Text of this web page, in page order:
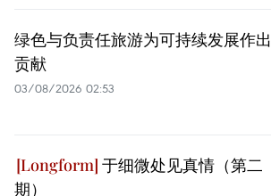
绿色与负责任旅游为可持续发展作出
贡献
03/08/2026 02:53
于细微处见真情（第二
期）